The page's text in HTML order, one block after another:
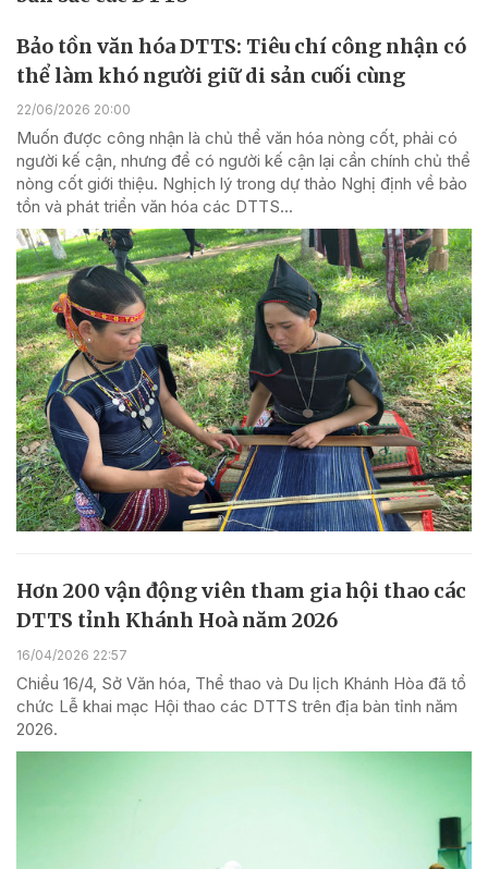
Bảo tồn văn hóa DTTS: Tiêu chí công nhận có
thể làm khó người giữ di sản cuối cùng
22/06/2026 20:00
Muốn được công nhận là chủ thể văn hóa nòng cốt, phải có
người kế cận, nhưng để có người kế cận lại cần chính chủ thể
nòng cốt giới thiệu. Nghịch lý trong dự thảo Nghị định về bảo
tồn và phát triển văn hóa các DTTS...
Hơn 200 vận động viên tham gia hội thao các
DTTS tỉnh Khánh Hoà năm 2026
16/04/2026 22:57
Chiều 16/4, Sở Văn hóa, Thể thao và Du lịch Khánh Hòa đã tổ
chức Lễ khai mạc Hội thao các DTTS trên địa bàn tỉnh năm
2026.